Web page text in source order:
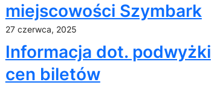
miejscowości Szymbark
27 czerwca, 2025
Informacja dot. podwyżki
cen biletów